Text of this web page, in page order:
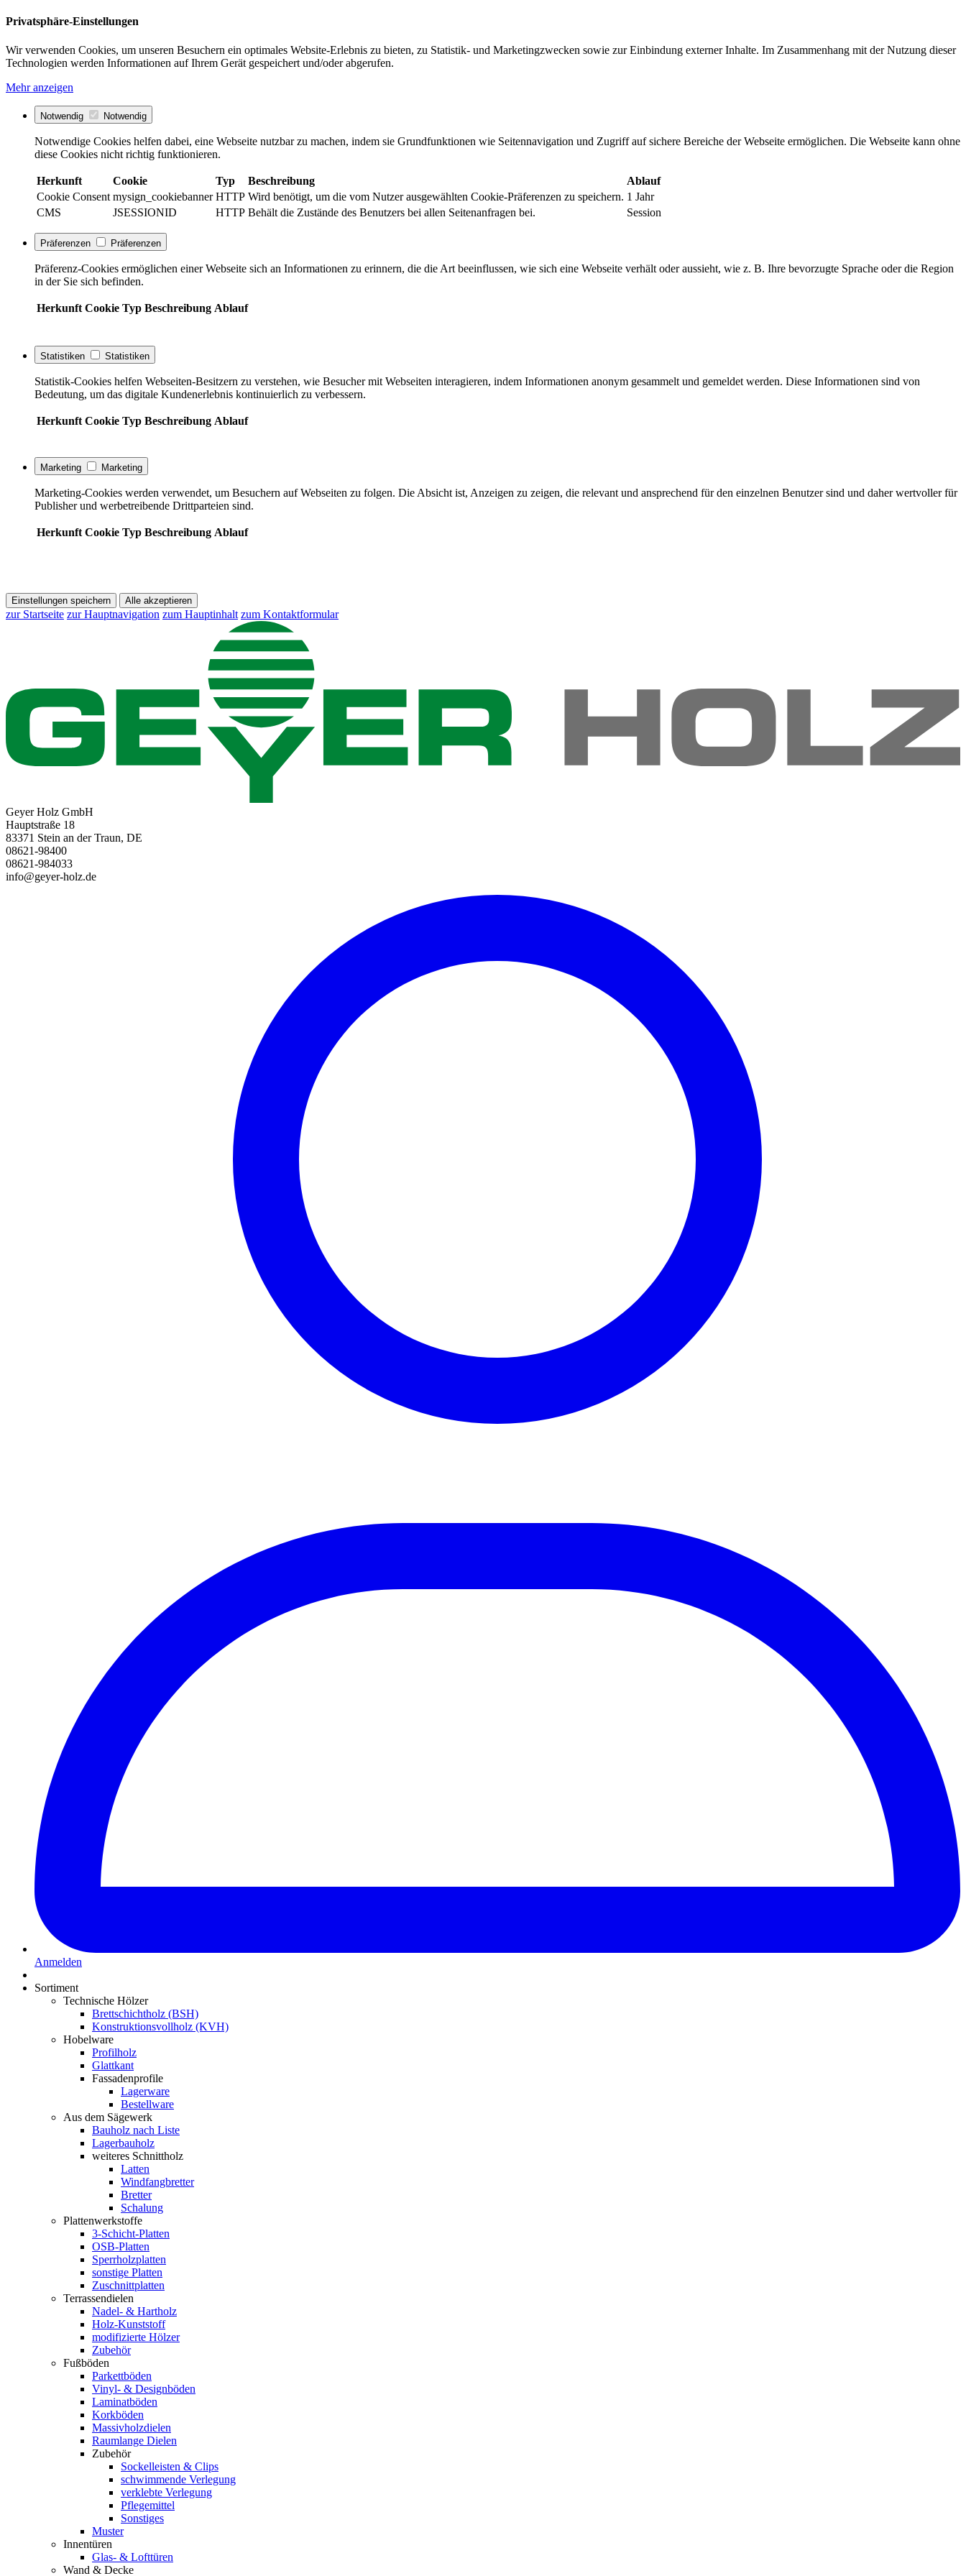
Privatsphäre-Einstellungen
Wir verwenden Cookies, um unseren Besuchern ein optimales Website-Erlebnis zu bieten, zu Statistik- und Marketingzwecken sowie zur Einbindung externer Inhalte. Im Zusammenhang mit der Nutzung dieser
Technologien werden Informationen auf Ihrem Gerät gespeichert und/oder abgerufen.
Mehr anzeigen
Notwendig Notwendig
Notwendige Cookies helfen dabei, eine Webseite nutzbar zu machen, indem sie Grundfunktionen wie Seitennavigation und Zugriff auf sichere Bereiche der Webseite ermöglichen. Die Webseite kann ohne
diese Cookies nicht richtig funktionieren.
Herkunft Cookie Typ Beschreibung
Ablauf
Cookie Consent mysign_cookiebanner HTTP Wird benötigt, um die vom Nutzer ausgewählten Cookie-Präferenzen zu speichern. 1 Jahr
CMS
JSESSIONID HTTP Behält die Zustände des Benutzers bei allen Seitenanfragen bei. Session
Präferenzen Präferenzen
Präferenz-Cookies ermöglichen einer Webseite sich an Informationen zu erinnern, die die Art beeinflussen, wie sich eine Webseite verhält oder aussieht, wie z. B. Ihre bevorzugte Sprache oder die Region
in der Sie sich befinden.
Herkunft Cookie Typ Beschreibung Ablauf
Statistiken Statistiken
Statistik-Cookies helfen Webseiten-Besitzern zu verstehen, wie Besucher mit Webseiten interagieren, indem Informationen anonym gesammelt und gemeldet werden. Diese Informationen sind von
Bedeutung, um das digitale Kundenerlebnis kontinuierlich zu verbessern.
Herkunft Cookie Typ Beschreibung Ablauf
Marketing Marketing
Marketing-Cookies werden verwendet, um Besuchern auf Webseiten zu folgen. Die Absicht ist, Anzeigen zu zeigen, die relevant und ansprechend für den einzelnen Benutzer sind und daher wertvoller für
Publisher und werbetreibende Drittparteien sind.
Herkunft Cookie Typ Beschreibung Ablauf
Einstellungen speichern Alle akzeptieren
zur Startseite zur Hauptnavigation zum Hauptinhalt zum Kontaktformular
Geyer Holz GmbH
Hauptstraße 18
83371 Stein an der Traun, DE
08621-98400
08621-984033
info@geyer-holz.de
Anmelden
Sortiment
Technische Hölzer
Brettschichtholz (BSH)
Konstruktionsvollholz (KVH)
Hobelware
Profilholz
Glattkant
Fassadenprofile
Lagerware
Bestellware
Aus dem Sägewerk
Bauholz nach Liste
Lagerbauholz
weiteres Schnittholz
Latten
Windfangbretter
Bretter
Schalung
Plattenwerkstoffe
3-Schicht-Platten
OSB-Platten
Sperrholzplatten
sonstige Platten
Zuschnittplatten
Terrassendielen
Nadel- & Hartholz
Holz-Kunststoff
modifizierte Hölzer
Zubehör
Fußböden
Parkettböden
Vinyl- & Designböden
Laminatböden
Korkböden
Massivholzdielen
Raumlange Dielen
Zubehör
Sockelleisten & Clips
schwimmende Verlegung
verklebte Verlegung
Pflegemittel
Sonstiges
Muster
Innentüren
Glas- & Lofttüren
Wand & Decke